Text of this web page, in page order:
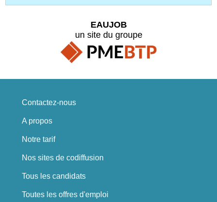
EAUJOB
un site du groupe
Contactez-nous
A propos
Notre tarif
Nos sites de codiffusion
Tous les candidats
Toutes les offres d'emploi